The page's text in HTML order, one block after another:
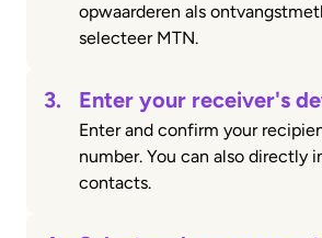
opwaarderen als
selecteer MTN.
3. Enter your receiver's
Enter and confirm your
number. You can also directly
contacts.